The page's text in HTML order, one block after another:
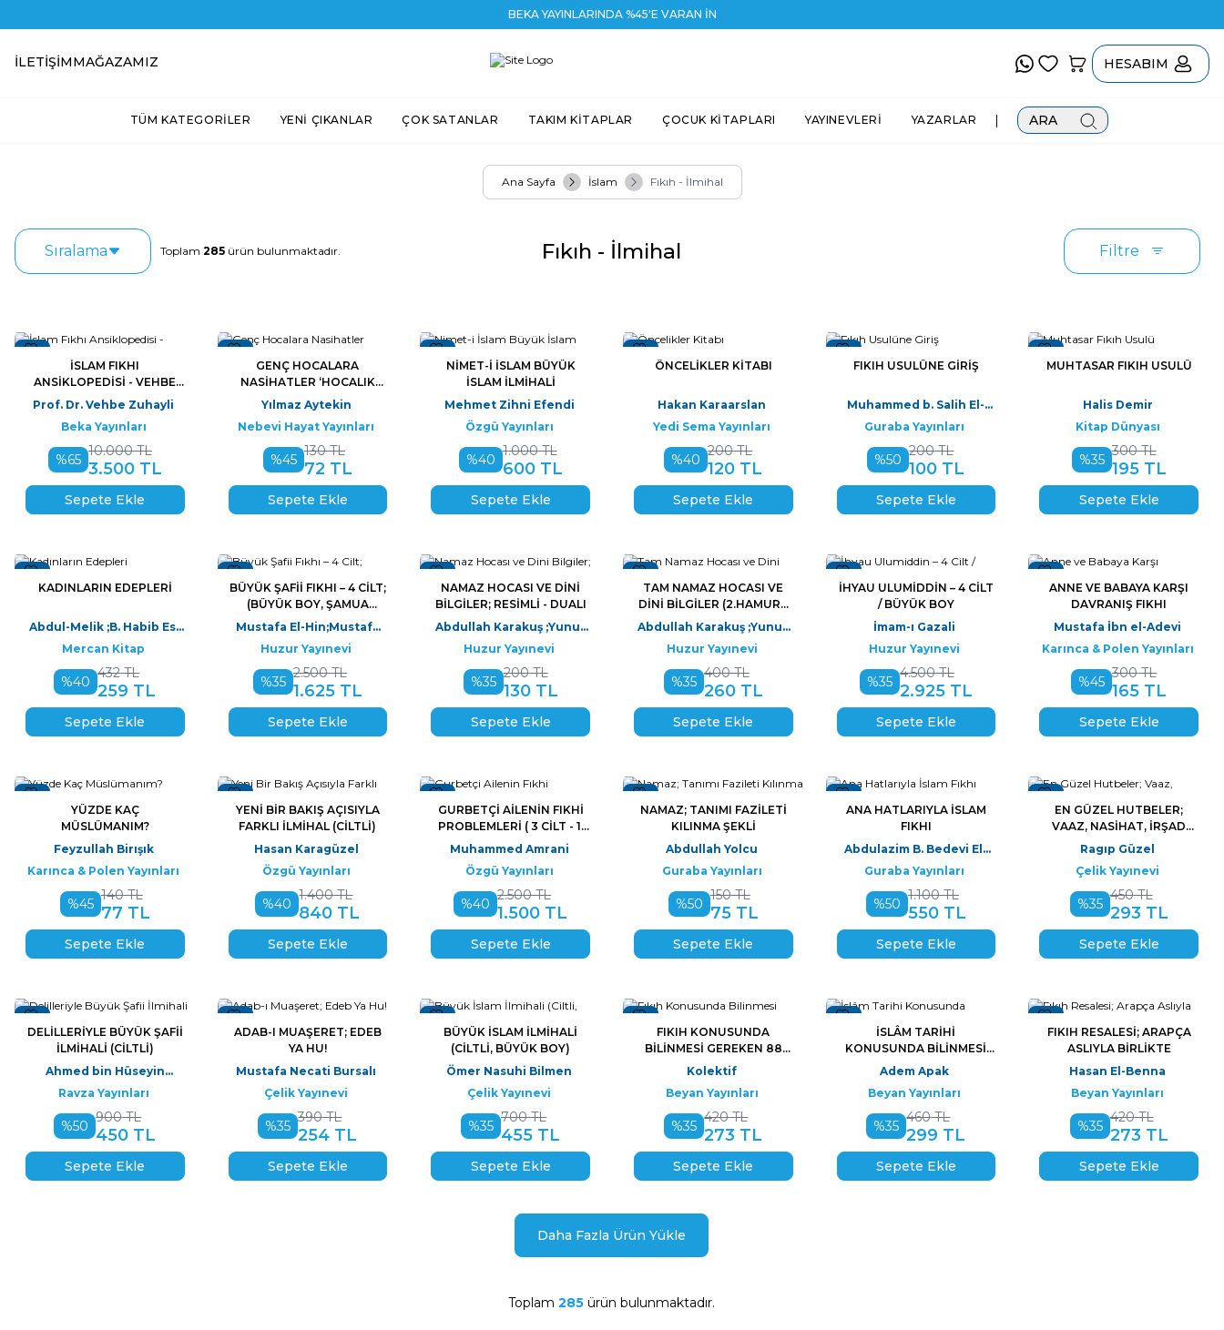
BEKA YAYINLARINDA %45'E VARAN İNDİRİ
İLETIŞIMMAĞAZAMIZ HESABIM
TÜM KATEGORİLER YENİ ÇIKANLAR ÇOK SATANLAR TAKIM KİTAPLAR ÇOCUK KİTAPLARI YAYINEVLERİ YAZARLAR | ARA
Ana Sayfa İslam Fıkıh - İlmihal
Sıralama Toplam 285 ürün bulunmaktadır. Fıkıh - İlmihal Filtre
Yeni
İSLAM FIKHI
ANSIKLOPEDISI - VEHBE
ZUHAYLI (10 CILT BÜYÜK
Prof. Dr. Vehbe Zuhayli
Beka Yayınları
%65
10.000TL
3.500TL
Sepete Ekle
Yeni
GENÇ HOCALARA
NASIHATLER ‘HOCALIK
SANATI’
Yılmaz Aytekin
Nebevi Hayat Yayınları
%45
130TL
72 TL
Sepete Ekle
Yeni
NIMET-I İSLAM BÜYÜK
İSLAM İLMIHALI
Mehmet Zihni Efendi
Özgü Yayınları
%40
1.000TL
600TL
Sepete Ekle
Yeni
ÖNCELIKLER KITABI
Hakan Karaarslan
Yedi Sema Yayınları
%40
200TL
120 TL
Sepete Ekle
Yeni
FIKIH USULÜNE GIRIŞ
Muhammed b. Salih El-
Useymîn
Guraba Yayınları
%50
200TL
100 TL
Sepete Ekle
Yeni
MUHTASAR FIKIH USULÜ
Halis Demir
Kitap Dünyası
%35
300TL
195TL
Sepete Ekle
Yeni
KADINLARIN EDEPLERI
Abdul-Melik ;B. Habib Es-
Sulemi
Mercan Kitap
%40
432TL
259 TL
Sepete Ekle
Yeni
BÜYÜK ŞAFII FIKHI – 4 CILT;
(BÜYÜK BOY, ŞAMUA
KAĞIT)
Mustafa El-Hin;Mustafa
El-Buğa;Ali Eş-Şerbeci
Huzur Yayınevi
%35
2.500TL
1.625TL
Sepete Ekle
Yeni
NAMAZ HOCASI VE DINI
BILGILER; RESIMLI - DUALI
Abdullah Karakuş ;Yunus
Sağlam
Huzur Yayınevi
%35
200TL
130TL
Sepete Ekle
Yeni
TAM NAMAZ HOCASI VE
DINI BILGILER (2.HAMUR);
RESIMLI - DUALI
Abdullah Karakuş ;Yunus
Sağlam
Huzur Yayınevi
%35
400TL
260TL
Sepete Ekle
Yeni
İHYAU ULUMIDDIN – 4 CILT
/ BÜYÜK BOY
İmam-ı Gazali
Huzur Yayınevi
%35
4.500TL
2.925TL
Sepete Ekle
Yeni
ANNE VE BABAYA KARŞI
DAVRANIŞ FIKHI
Mustafa İbn el-Adevi
Karınca & Polen Yayınları
%45
300TL
165 TL
Sepete Ekle
Yeni
YÜZDE KAÇ
MÜSLÜMANIM?
Feyzullah Birışık
Karınca & Polen Yayınları
%45
140TL
77 TL
Sepete Ekle
Yeni
YENI BIR BAKIŞ AÇISIYLA
FARKLI İLMIHAL (CILTLI)
Hasan Karagüzel
Özgü Yayınları
%40
1.400TL
840 TL
Sepete Ekle
Yeni
GURBETÇI AILENIN FIKHI
PROBLEMLERI ( 3 CILT - 1.
HAMUR)
Muhammed Amrani
Özgü Yayınları
%40
2.500TL
1.500 TL
Sepete Ekle
Yeni
NAMAZ; TANIMI FAZILETI
KILINMA ŞEKLI
Abdullah Yolcu
Guraba Yayınları
%50
150TL
75TL
Sepete Ekle
Yeni
ANA HATLARIYLA İSLAM
FIKHI
Abdulazim B. Bedevi El-
Guraba Yayınları
%50
1.100TL
550TL
Sepete Ekle
Yeni
EN GÜZEL HUTBELER;
VAAZ, NASIHAT, İRŞAD
(CILTLI)
Ragıp Güzel
Çelik Yayınevi
%35
450TL
293 TL
Sepete Ekle
Yeni
DELILLERIYLE BÜYÜK ŞAFII
İLMIHALI (CILTLI)
Ahmed bin Hüseyin
bin;Ahmed El-Asfehani
Eş-Şafii;K
Ravza Yayınları
%50
900TL
450 TL
Sepete Ekle
Yeni
ADAB-I MUAŞERET; EDEB
YA HU!
Mustafa Necati Bursalı
Çelik Yayınevi
%35
390TL
254 TL
Sepete Ekle
Yeni
BÜYÜK İSLAM İLMIHALI
(CILTLI, BÜYÜK BOY)
Ömer Nasuhi Bilmen
Çelik Yayınevi
%35
700TL
455 TL
Sepete Ekle
Yeni
FIKIH KONUSUNDA
BILINMESI GEREKEN 88
SORU
Kolektif
Beyan Yayınları
%35
420TL
273 TL
Sepete Ekle
Yeni
İSLÂM TARIHI
KONUSUNDA BILINMESI
GEREKEN 88 SORU
Adem Apak
Beyan Yayınları
%35
460TL
299 TL
Sepete Ekle
Yeni
FIKIH RESALESI; ARAPÇA
ASLIYLA BIRLIKTE
Hasan El-Benna
Beyan Yayınları
%35
420TL
273 TL
Sepete Ekle
Daha Fazla Ürün Yükle
Toplam285 ürün bulunmaktadır.